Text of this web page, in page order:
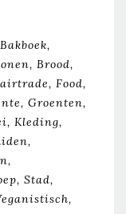
Bakboek
Brood
Food
Groenten
Kleding
Stad